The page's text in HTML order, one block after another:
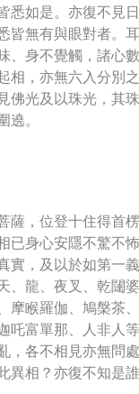
悉如是。亦復不見
皆無有與眼對者。
、身不覺觸，諸心
相，亦無六入分別
佛光及以珠光，其
遶。
薩，位登十住得首
已身心安隱不驚不
實，及以於如第一
、龍、夜叉、乾闥
摩睺羅伽、鳩槃茶
吒富單那、人非人
，各不相見亦無問
異相？亦復不知是